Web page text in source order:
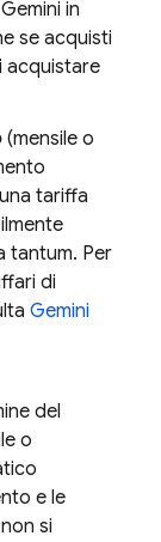
in
se acquisti
acquistare
(mensile o
tariffa
tantum. Per
di
Gemini
del
o
e le
si